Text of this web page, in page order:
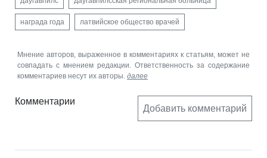
награда года латвийское общество врачей
Мнение авторов, выраженное в комментариях к статьям, может не
совпадать с мнением редакции. Ответственность за содержание
комментариев несут их авторы. далее
Комментарии
Добавить комментарий